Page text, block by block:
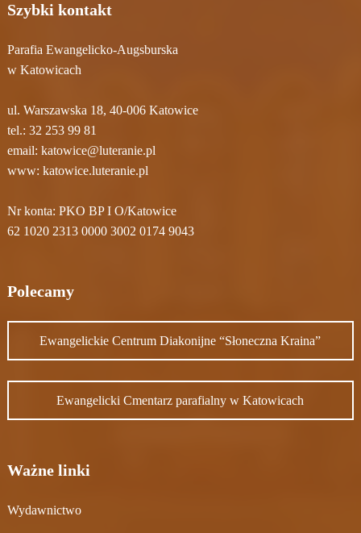
Szybki kontakt
Parafia Ewangelicko-Augsburska
w Katowicach
ul. Warszawska 18, 40-006 Katowice
tel.: 32 253 99 81
email: katowice@luteranie.pl
www: katowice.luteranie.pl
Nr konta: PKO BP I O/Katowice
62 1020 2313 0000 3002 0174 9043
Polecamy
Ewangelickie Centrum Diakonijne “Słoneczna Kraina”
Ewangelicki Cmentarz parafialny w Katowicach
Ważne linki
Wydawnictwo